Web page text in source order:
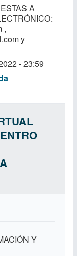
A
,
y
- 23:59
Y